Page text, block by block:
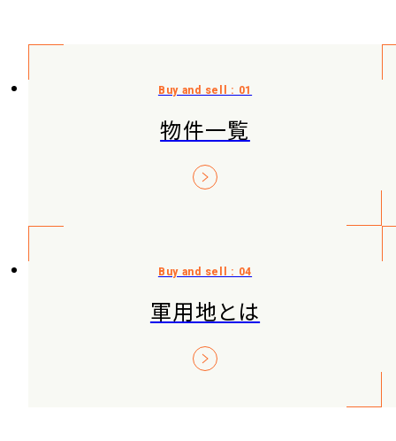
物件一覧
軍用地とは